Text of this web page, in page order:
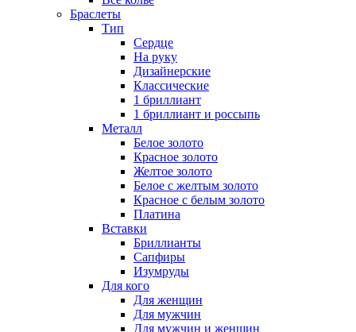
Браслеты
Тип
Сердце
На руку
Дизайнерские
Классические
1 бриллиант
1 бриллиант и россыпь
Металл
Белое золото
Красное золото
Желтое золото
Белое с желтым золото
Красное с белым золото
Платина
Вставки
Бриллианты
Сапфиры
Изумруды
Для кого
Для женщин
Для мужчин
Для мужчин и женщин